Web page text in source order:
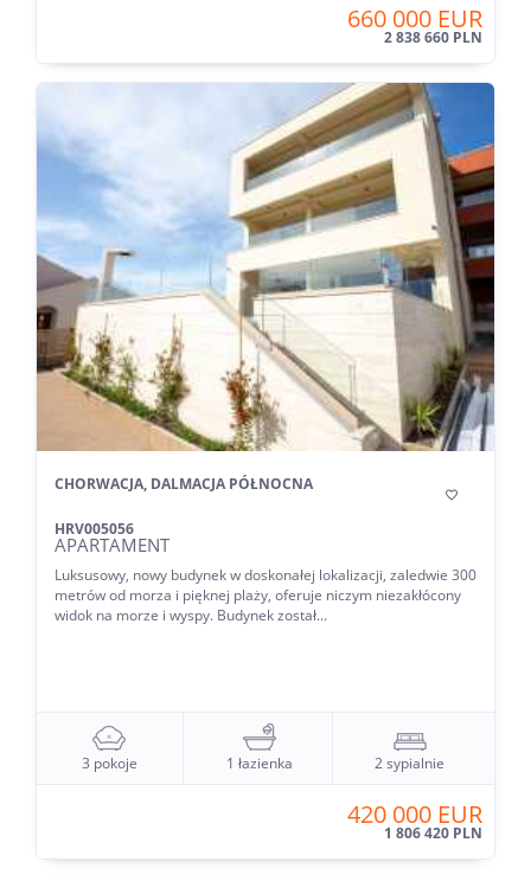
660 000 EUR
2 838 660 PLN
CHORWACJA, DALMACJA PÓŁNOCNA
HRV005056
APARTAMENT

Luksusowy, nowy budynek w doskonałej lokalizacji, zaledwie 300
metrów od morza i pięknej plaży, oferuje niczym niezakłócony
widok na morze i wyspy. Budynek został...
3 pokoje 1 łazienka 2 sypialnie
420 000 EUR
1 806 420 PLN